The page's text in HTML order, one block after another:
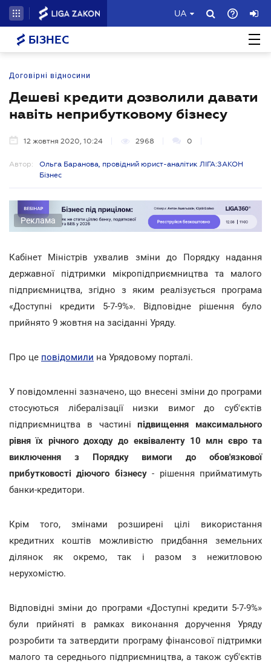
UA
БІЗНЕС
Договірні відносини
Дешеві кредити дозволили давати
навіть неприбутковому бізнесу
12 жовтня 2020, 10:24 2968 0
Автор:
Ольга Баранова, провідний юрист-аналітик ЛІГА:ЗАКОН
Бізнес
Реклама
Кабінет Міністрів ухвалив зміни до Порядку надання
державної підтримки мікропідприємництва та малого
підприємництва, згідно з яким реалізується програма
«Доступні кредити 5-7-9%». Відповідне рішення було
прийнято 9 жовтня на засіданні Уряду.
Про це повідомили на Урядовому порталі.
У повідомленні зазначено, що внесені зміни до програми
стосуються лібералізації низки вимог до суб'єктів
підприємництва в частиніпідвищення максимального
рівня їх річного доходу до еквіваленту 10 млн євро та
виключення з Порядку вимоги до обов'язкової
прибутковості діючого бізнесу- рішення прийматимуть
банки-кредитори.
Крім того, змінами розширені цілі використання
кредитних коштів можливістю придбання земельних
ділянок як окремо, так і разом з нежитловою
нерухомістю.
Відповідні зміни до програми «Доступні кредити 5-7-9%»
були прийняті в рамках виконання доручення Уряду
розробити та затвердити програму фінансової підтримки
малого та середнього підприємництва, а також суб'єктів